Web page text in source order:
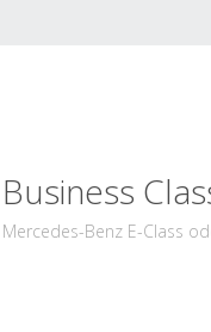
Business
Mercedes-Benz E-Class